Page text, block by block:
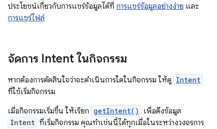
ประโยชน์เกี่ยวกับการแชร์ข้อมูลได้ที่ การแชร์ข้อมูลอย่างง่าย และ
การแชร์ไฟล์
จัดการ Intent ในกิจกรรม
หากต้องการตัดสินใจว่าจะดำเนินการใดในกิจกรรม ให้ดู Intent
ที่ใช้เริ่มกิจกรรม
เมื่อกิจกรรมเริ่มขึ้น ให้เรียก getIntent() เพื่อดึงข้อมูล
Intent ที่เริ่มกิจกรรม คุณทำเช่นนี้ได้ทุกเมื่อในระหว่างวงจรการ